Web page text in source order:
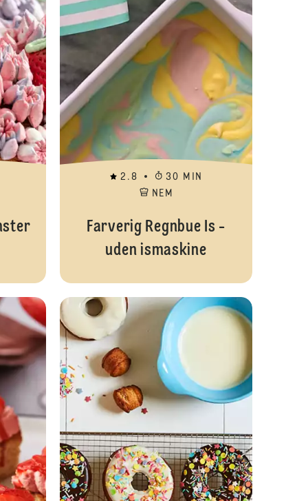
2.8
30 MIN
NEM
Farverig Regnbue Is -
uden ismaskine
Marengsblomster på pind Strawberry